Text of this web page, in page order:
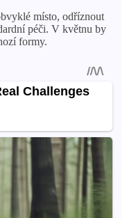
místo, odříznout
péči. V květnu by
formy.